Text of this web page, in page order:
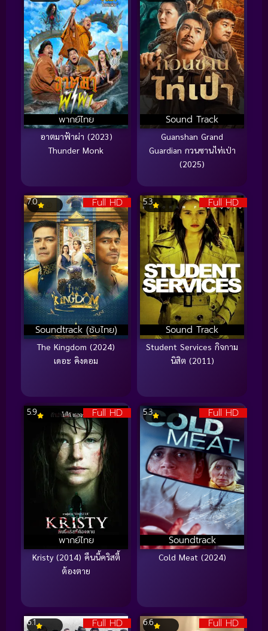
พากย์ไทย
อาตมาฟ้าผ่า (2023)
Thunder Monk
Sound Track
Guanshan Grand
Guardian กวนซานไท่เป่า
(2025)
Full HD
Soundtrack (ซับไทย)
7.0
The Kingdom (2024)
เดอะ คิงดอม
Full HD
Sound Track
5.3
Student Services กิจกาม
นิสิต (2011)
Full HD
พากย์ไทย
5.9
Kristy (2014) คืนนี้คริสตี้
ต้องตาย
Full HD
Soundtrack
5.3
Cold Meat (2024)
Full HD
6.1 Full HD
6.6